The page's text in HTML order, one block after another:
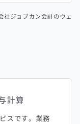
ジョブカン会計のウェ
スです。業務